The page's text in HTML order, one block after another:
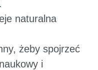
naturalna
żeby spojrzeć
i